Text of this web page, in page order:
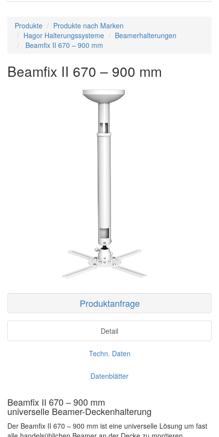
Produkte
Produkte nach Marken
Hagor Halterungssysteme
Beamerhalterungen
Beamfix II 670 – 900 mm
Beamfix II 670 – 900 mm
Produktanfrage
Detail
Techn. Daten
Datenblätter
Beamfix II 670 – 900 mm
universelle Beamer-Deckenhalterung
Der Beamfix II 670 – 900 mm ist eine universelle Lösung um fast